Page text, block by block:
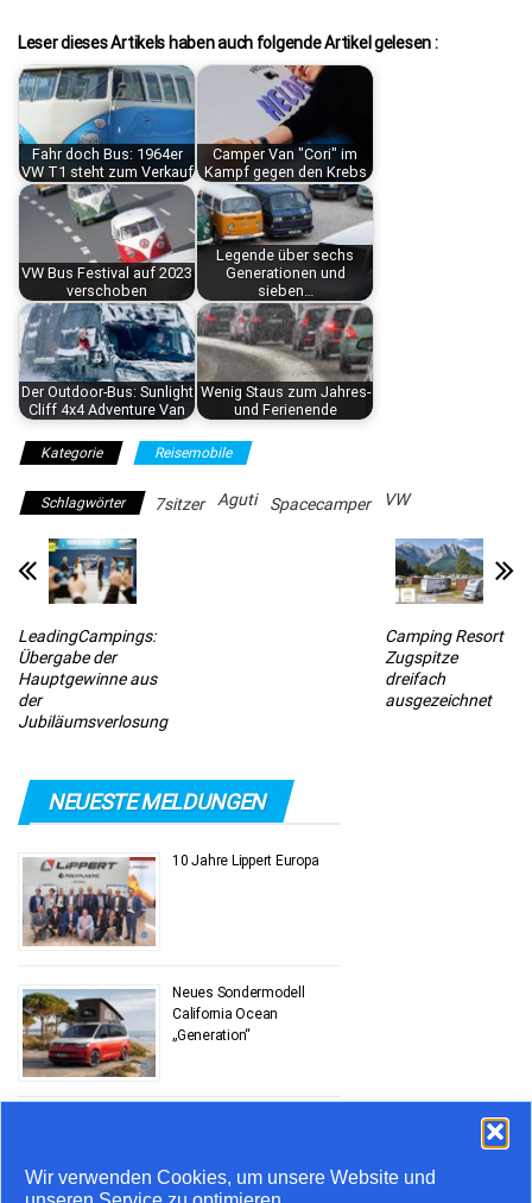
Wir verwenden Cookies, um unsere Website und
Leser dieses Artikels haben auch folgende Artikel gelesen :
Fahr doch Bus: 1964er
VW T1 steht zum Verkauf
Camper Van "Cori" im
Kampf gegen den Krebs
VW Bus Festival auf 2023
verschoben
Legende über sechs
Generationen und
sieben…
Der Outdoor-Bus: Sunlight
Cliff 4x4 Adventure Van
Wenig Staus zum Jahres-
und Ferienende
Kategorie Reisemobile
Schlagwörter 7sitzer Aguti Spacecamper VW
LeadingCampings:
Übergabe der
Hauptgewinne aus
der
Jubiläumsverlosung
Camping Resort
Zugspitze
dreifach
ausgezeichnet
NEUESTE MELDUNGEN
10 Jahre Lippert Europa
Neues Sondermodell
California Ocean
„Generation“